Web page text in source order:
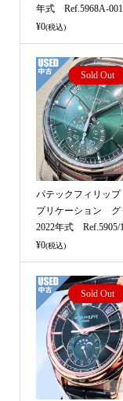
年式 Ref.5968A-001
¥0(税込)
Sold Out
パテックフィリッ
プリケーション
2022年式 Ref.5905/
¥0(税込)
Sold Out